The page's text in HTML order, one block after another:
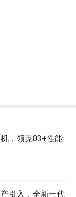
，领克03+性能
引入，全新一代